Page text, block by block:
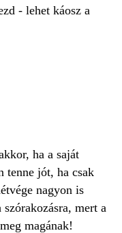
- lehet káosz a
ha a saját
tenne jót, ha csak
nagyon is
mert a
magának!